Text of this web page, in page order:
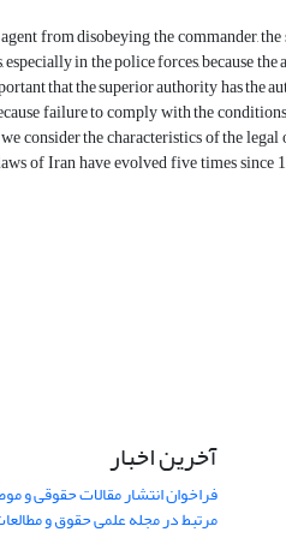
from disobeying the commander,
in the police forces, because
that the superior authority has the
failure to comply with the
consider the characteristics of the
of Iran have evolved five times since
آخرین اخبار
فراخوان انتشار مقالات حقوقی و
مرتبط در مجله علمی حقوق و